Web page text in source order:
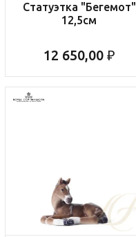
Статуэтка "Бегемот"
12,5см
12 650,00 ₽